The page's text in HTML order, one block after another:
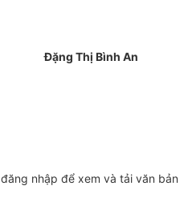
Đặng Thị Bình An
đăng nhập để xem và tải văn bản